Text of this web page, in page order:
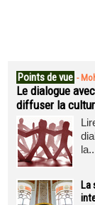
Points de vue -
Le dialogue
diffuser la
La